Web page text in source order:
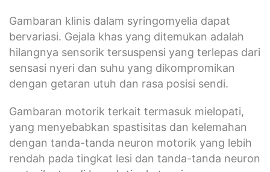
Gambaran klinis dalam syringomyelia dapat
bervariasi. Gejala khas yang ditemukan adalah
hilangnya sensorik tersuspensi yang terlepas dari
sensasi nyeri dan suhu yang dikompromikan
dengan getaran utuh dan rasa posisi sendi.
Gambaran motorik terkait termasuk mielopati,
yang menyebabkan spastisitas dan kelemahan
dengan tanda-tanda neuron motorik yang lebih
rendah pada tingkat lesi dan tanda-tanda neuron